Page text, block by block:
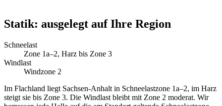
Statik: ausgelegt auf Ihre Region
Schneelast
Zone 1a–2, Harz bis Zone 3
Windlast
Windzone 2
Im Flachland liegt Sachsen-Anhalt in Schneelastzone 1a–2, im Harz
steigt sie bis Zone 3. Die Windlast bleibt mit Zone 2 moderat. Wir